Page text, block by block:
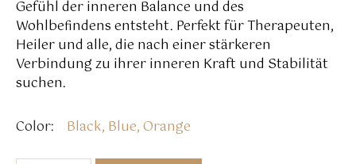
Gefühl der inneren Balance und des
Wohlbefindens entsteht. Perfekt für Therapeuten,
Heiler und alle, die nach einer stärkeren
Verbindung zu ihrer inneren Kraft und Stabilität
suchen.
Color Black, Blue, Orange